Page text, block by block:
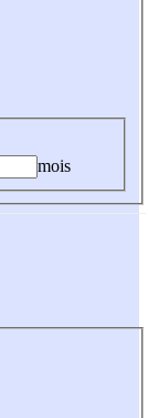
mois